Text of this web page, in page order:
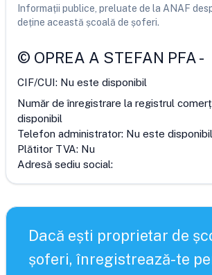
Informații publice, preluate de la ANAF
deține această școală de șoferi.
© OPREA A STEFAN PFA-
CIF/CUI: Nu este disponibil
Număr de înregistrare la registrul
disponibil
Telefon administrator: Nu este disponibil
Plătitor TVA: Nu
Adresă sediu social:
Dacă ești proprietar de
șoferi, înregistrează-te